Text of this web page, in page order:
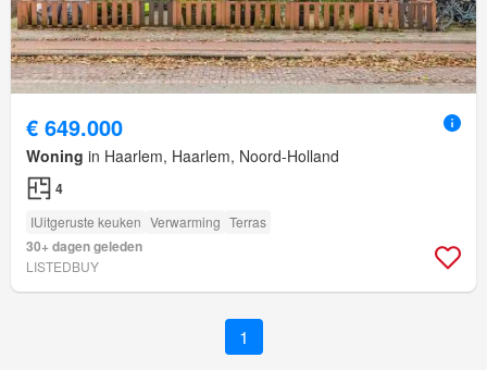
€ 649.000
Woning in Haarlem, Haarlem, Noord-Holland
4
IUitgeruste keuken Verwarming Terras
30+ dagen geleden
LISTEDBUY
1